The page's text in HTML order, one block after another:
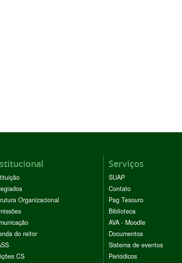
Organizacional
do reitor
CS
Serviços
SUAP
Contato
Pag Tesouro
Biblioteca
AVA - Moodle
Documentos
Sistema de eventos
Periódicos